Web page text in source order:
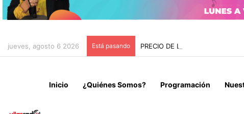
jueves, agosto 6 2026 Está pasando PRECIO DE LOS
Inicio ¿Quiénes Somos? Programación